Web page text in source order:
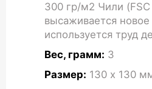
300 гр/м2 Чили
высаживается
используется труд
Вес, грамм: 3
Размер: 130 x 130